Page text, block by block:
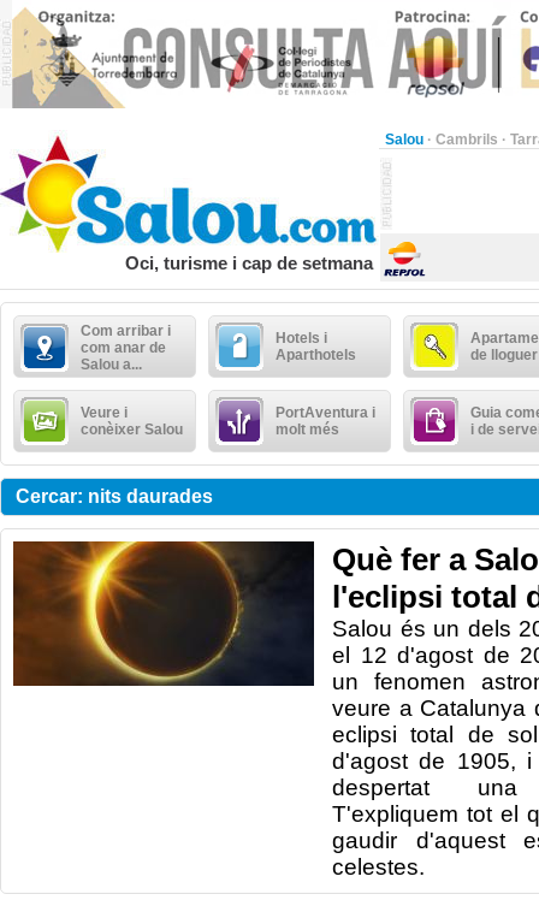
Salou · Cambrils ·
Oci, turisme i cap de setmana
Com arribar i
com anar de
Salou a...
Hotels i
Aparthotels
de lloguer
Veure i
conèixer Salou
PortAventura i
molt més
Guia
i de
Cercar: nits daurades
Què fer a
l'eclipsi total
Salou és un dels
el 12 d'agost de
un fenomen
veure a Catalunya
eclipsi total de
d'agost de 1905,
despertat
T'expliquem tot el
gaudir d'aquest
celestes.